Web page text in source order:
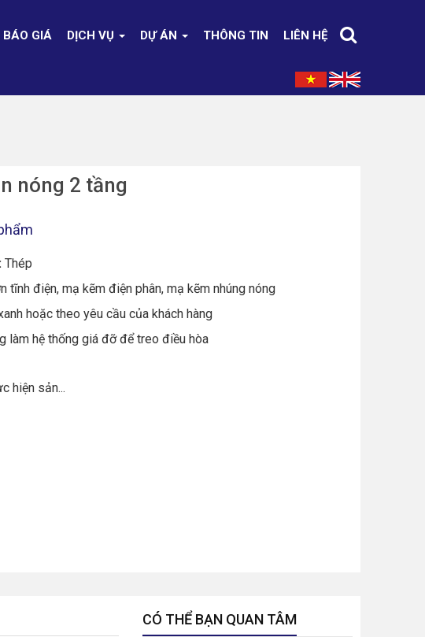
BÁO GIÁ DỊCH VỤ DỰ ÁN THÔNG TIN LIÊN HỆ
nóng 2 tầng
Thép
tĩnh điện, mạ kẽm điện phân, mạ kẽm nhúng nóng
hoặc theo yêu cầu của khách hàng
làm hệ thống giá đỡ để treo điều hòa
hiện sản...
CÓ THỂ BẠN QUAN TÂM